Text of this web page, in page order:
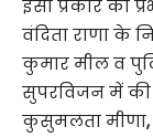
इसी प्रकार की
वंदिता राणा के
कुमार मील व
सुपरविजन में की
कुसुमलता मीणा,